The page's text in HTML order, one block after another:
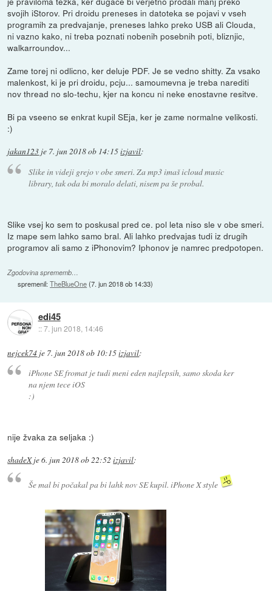
svojih iStorov. Pri droidu preneses in datoteka se pojavi v vseh
programih za predvajanje, preneses lahko preko USB ali Clouda,
ni vazno kako, ni treba poznati nobenih posebnih poti, bliznjic,
walkarroundov...
Zame torej ni odlicno, ker deluje PDF. Je se vedno shitty. Za vsako
malenkost, ki je pri droidu, pcju... samoumevna je treba narediti
nov thread no slo-techu, kjer na koncu ni neke enostavne resitve.
Bi pa vseeno se enkrat kupil SEja, ker je zame normalne velikosti.
:)
jakan123 je 7. jun 2018 ob 14:15izjavil:
Slike in videji grejo v obe smeri. Za mp3 imaš icloud music
library, tak oda bi moralo delati, nisem pa še probal.
Slike vsej ko sem to poskusal pred ce. pol leta niso sle v obe smeri.
Iz mape sem lahko samo bral. Ali lahko predvajas tudi iz drugih
programov ali samo z iPhonovim? Iphonov je namrec predpotopen.
Zgodovina sprememb…
spremenil:TheBlueOne(7. jun 2018 ob 14:33)
edi45
::7. jun 2018, 14:46
nejcek74 je 7. jun 2018 ob 10:15izjavil:
iPhone SE fromat je tudi meni eden najlepsih, samo skoda ker
na njem tece iOS
:)
nije žvaka za seljaka :)
shadeXje6. jun 2018 ob 22:52 izjavil:
Še mal bi počakal pa bi lahk nov SE kupil. iPhone X style